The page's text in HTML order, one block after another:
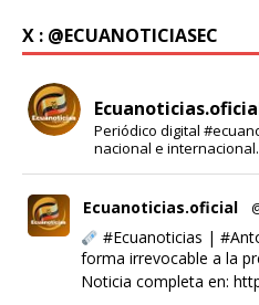
X : @ECUANOTICIASEC
Periódico digital
nacional e internacional.
Ecuanoticias.oficial
#Ecuanoticias |
forma irrevocable a la
Noticia completa en: